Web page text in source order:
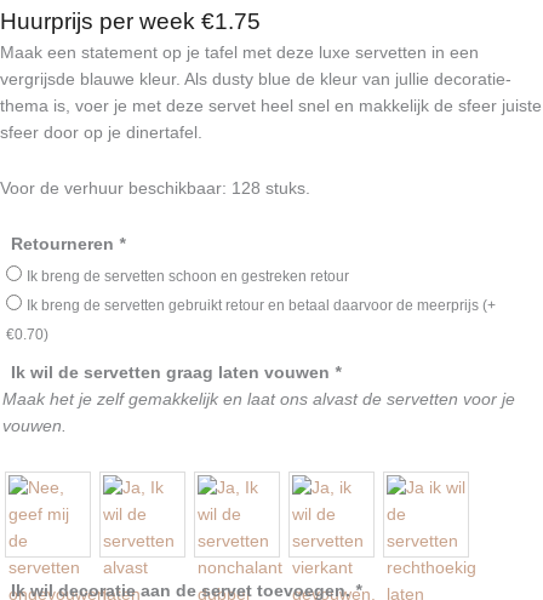
Huurprijs per week €1.75
Maak een statement op je tafel met deze luxe servetten in een
vergrijsde blauwe kleur. Als dusty blue de kleur van jullie decoratie-
thema is, voer je met deze servet heel snel en makkelijk de sfeer juiste
sfeer door op je dinertafel.
Voor de verhuur beschikbaar: 128 stuks.
Retourneren *
Ik breng de servetten schoon en gestreken retour
Ik breng de servetten gebruikt retour en betaal daarvoor de meerprijs (+
€0.70)
Ik wil de servetten graag laten vouwen *
Maak het je zelf gemakkelijk en laat ons alvast de servetten voor je
vouwen.
Ik wil decoratie aan de servet toevoegen.*
Dusty
blue
servet,
aantal